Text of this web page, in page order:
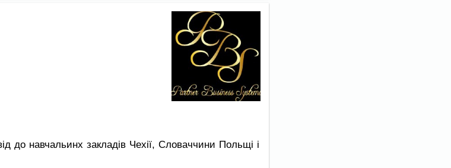
до навчальинх закладів Чехії, Словаччини Польщі і